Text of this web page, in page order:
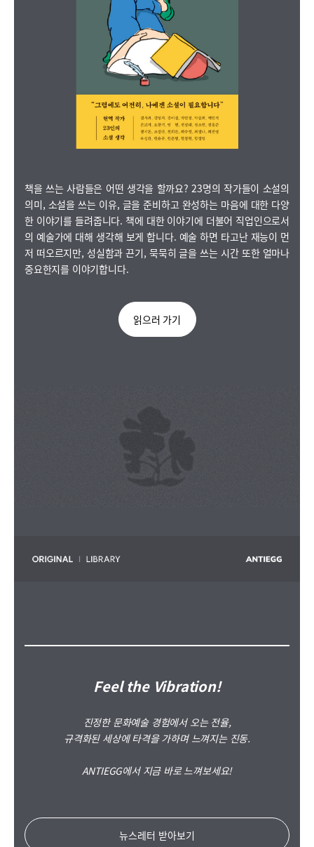
책을 쓰는 사람들은 어떤 생각을 할까요? 23명의 작가들이 소설의
의미, 소설을 쓰는 이유, 글을 준비하고 완성하는 마음에 대한 다양
한 이야기를 들려줍니다. 책에 대한 이야기에 더불어 직업인으로서
의 예술가에 대해 생각해 보게 합니다. 예술 하면 타고난 재능이 먼
저 떠오르지만, 성실함과 끈기, 묵묵히 글을 쓰는 시간 또한 얼마나
중요한지를 이야기합니다.
읽으러 가기
Feel the Vibration!
진정한 문화예술 경험에서 오는 전율,
규격화된 세상에 타격을 가하며 느껴지는 진동.
ANTIEGG에서 지금 바로 느껴보세요!
뉴스레터 받아보기